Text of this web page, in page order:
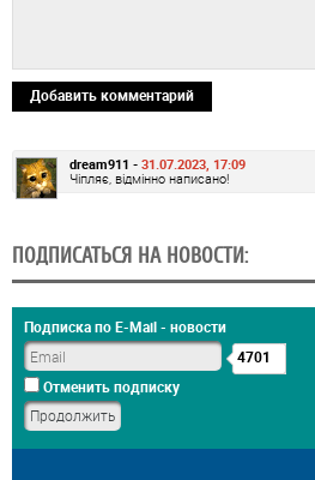
Добавить комментарий
dream911 - 31.07.2023, 17:09
Чіпляє, відмінно написано!
ПОДПИСАТЬСЯ НА НОВОСТИ:
Подписка по E-Mail - новости
4701
Отменить подписку